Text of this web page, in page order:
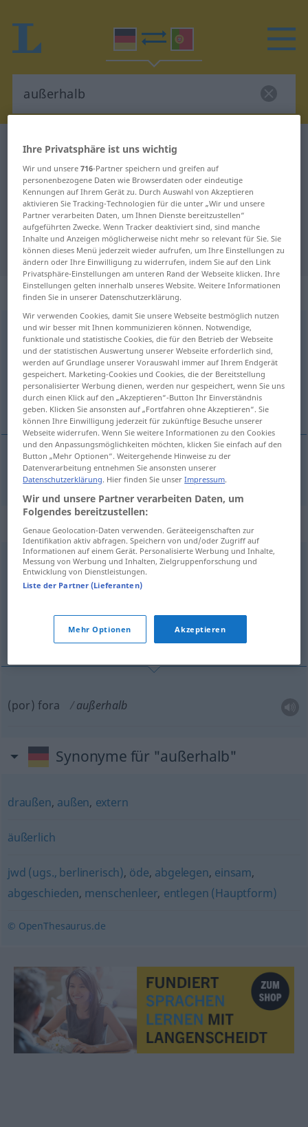
Deutsch-Portugiesisch Wörterbuch
Deutsch-Portugiesisch
Übersetzung für "außerhalb"
"außerhalb" Portugiesisch
Übersetzung
„außerhalb“: Präposition
außerhalbpräp <gen>
Übersicht aller Übersetzungen
(Für mehr Details die Übersetzung anklicken/antippen)
fora de
fora de außerhalb
„außerhalb“: Adverb
außerhalbadv
Übersicht aller Übersetzungen
(por) fora außerhalb
Synonyme für "außerhalb"
draußen, außen, extern
äußerlich
jwd (ugs., berlinerisch), öde, abgelegen, einsam,
abgeschieden, menschenleer, entlegen (Hauptform)
© OpenThesaurus.de
Ihre Privatsphäre ist uns wichtig
Wir und unsere716-Partner speichern und greifen auf
personenbezogene Daten wie Browserdaten oder eindeutige
Kennungen auf Ihrem Gerät zu. Durch Auswahl von Akzeptieren
aktivieren Sie Tracking-Technologien für die unter „Wir und unsere
Partner verarbeiten Daten, um Ihnen Dienste bereitzustellen“
aufgeführten Zwecke. Wenn Tracker deaktiviert sind, sind manche
Inhalte und Anzeigen möglicherweise nicht mehr so relevant für Sie. Sie
können dieses Menü jederzeit wieder aufrufen, um Ihre Einstellungen zu
ändern oder Ihre Einwilligung zu widerrufen, indem Sie auf den Link
Privatsphäre-Einstellungen am unteren Rand der Webseite klicken. Ihre
Einstellungen gelten innerhalb unseres Website. Weitere Informationen
finden Sie in unserer Datenschutzerklärung.
Wir verwenden Cookies, damit Sie unsere Webseite bestmöglich nutzen
und wir besser mit Ihnen kommunizieren können. Notwendige,
funktionale und statistische Cookies, die für den Betrieb der Webseite
und der statistischen Auswertung unserer Webseite erforderlich sind,
werden auf Grundlage unserer Vorauswahl immer auf Ihrem Endgerät
gespeichert. Marketing-Cookies und Cookies, die der Bereitstellung
personalisierter Werbung dienen, werden nur gespeichert, wenn Sie uns
durch einen Klick auf den „Akzeptieren“-Button Ihr Einverständnis
geben. Klicken Sie ansonsten auf „Fortfahren ohne Akzeptieren“. Sie
können Ihre Einwilligung jederzeit für zukünftige Besuche unserer
Webseite widerrufen. Wenn Sie weitere Informationen zu den Cookies
und den Anpassungsmöglichkeiten möchten, klicken Sie einfach auf den
Button „Mehr Optionen“. Weitergehende Hinweise zu der
Datenverarbeitung entnehmen Sie ansonsten unserer
Datenschutzerklärung. Hier finden Sie unserImpressum.
Wir und unsere Partner verarbeiten Daten, um
Folgendes bereitzustellen:
Genaue Geolocation-Daten verwenden. Geräteeigenschaften zur
Identifikation aktiv abfragen. Speichern von und/oder Zugriff auf
Informationen auf einem Gerät. Personalisierte Werbung und Inhalte,
Messung von Werbung und Inhalten, Zielgruppenforschung und
Entwicklung von Dienstleistungen.
Liste der Partner (Lieferanten)
Mehr Optionen Akzeptieren